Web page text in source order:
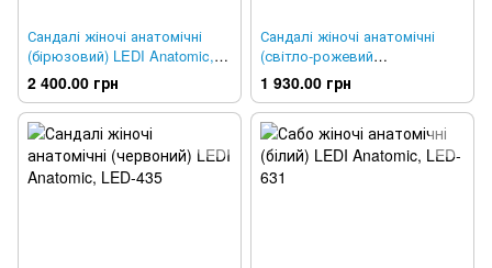
Сандалі жіночі анатомічні
(бірюзовий) LEDI Anatomic,
LED-433
2 400.00 грн
Сандалі жіночі анатомічні
(світло-рожевий
перламутровий) LEDI
Anatomic, LED-434
1 930.00 грн